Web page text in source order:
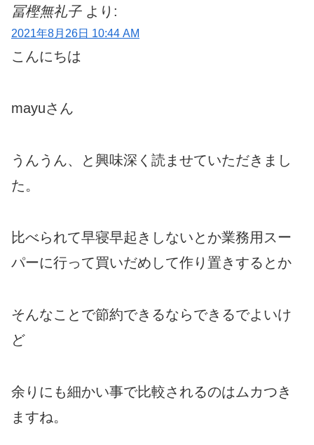
冨樫無礼子 より:
2021年8月26日 10:44 AM
こんにちは
mayuさん
うんうん、と興味深く読ませていただきまし
た。
比べられて早寝早起きしないとか業務用スー
パーに行って買いだめして作り置きするとか
そんなことで節約できるならできるでよいけ
ど
余りにも細かい事で比較されるのはムカつき
ますね。